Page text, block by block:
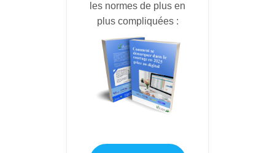
les normes de plus en
plus compliquées :